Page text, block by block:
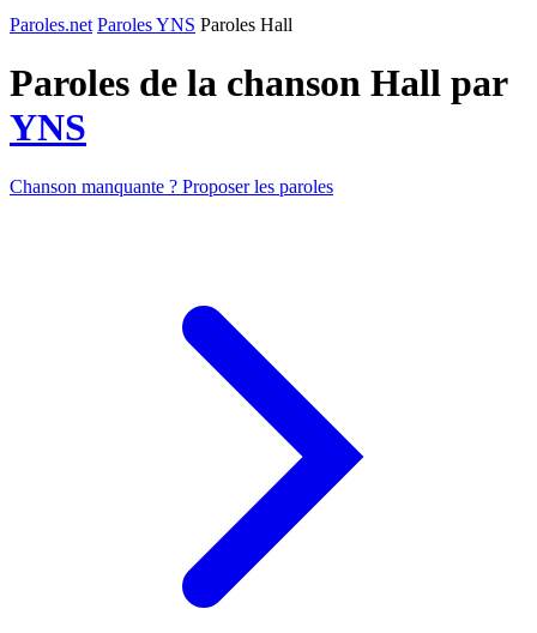
Paroles.net Paroles YNS Paroles Hall
Paroles de la chanson Hall par
YNS
Chanson manquante ? Proposer les paroles